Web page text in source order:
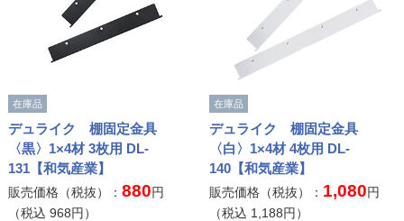
在庫品
デュライク 棚固定金具
〈黒〉1×4材 3枚用 DL-
131【和気産業】
販売価格（税抜）： 880円
（税込 968円）
在庫品
デュライク 棚固定金具
〈白〉1×4材 4枚用 DL-
140【和気産業】
販売価格（税抜）： 1,080円
（税込 1,188円）